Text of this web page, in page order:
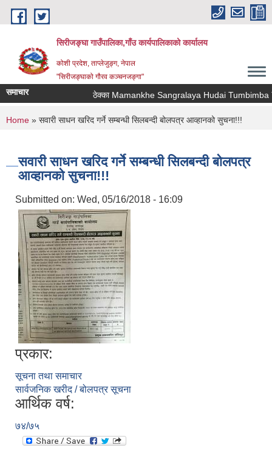
Skip to main content
सिरीजङ्घा गाउँपालिका,गाँउ कार्यपालिकाको कार्यालय
कोशी प्रदेश, ताप्लेजुङ्ग, नेपाल
"सिरीजङ्घाको गौरव कञ्चनजङ्गा"
समाचार ठेक्का Mamankhe Sangralaya Hudai Tumbimba
You are here
Home » सवारी साधन खरिद गर्ने सम्बन्धी सिलबन्दी बोलपत्र आव्हानको सुचना!!!
सवारी साधन खरिद गर्ने सम्बन्धी सिलबन्दी बोलपत्र
आव्हानको सुचना!!!
Submitted on: Wed, 05/16/2018 - 16:09
प्रकार:
सूचना तथा समाचार
सार्वजनिक खरीद / बोलपत्र सूचना
आर्थिक वर्ष:
७४/७५